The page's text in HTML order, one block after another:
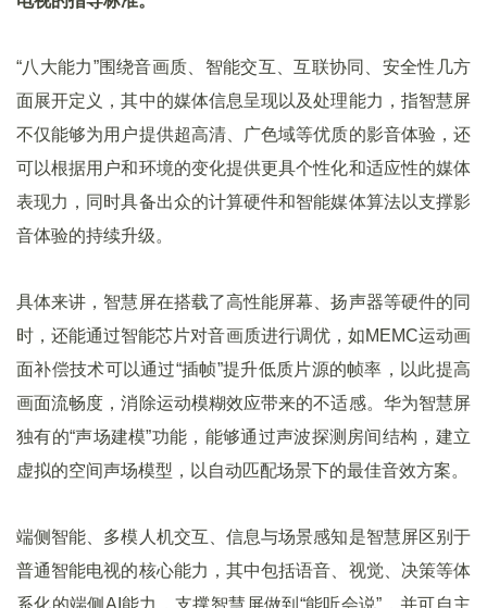
“八大能力”围绕音画质、智能交互、互联协同、安全性几方
面展开定义，其中的媒体信息呈现以及处理能力，指智慧屏
不仅能够为用户提供超高清、广色域等优质的影音体验，还
可以根据用户和环境的变化提供更具个性化和适应性的媒体
表现力，同时具备出众的计算硬件和智能媒体算法以支撑影
音体验的持续升级。
具体来讲，智慧屏在搭载了高性能屏幕、扬声器等硬件的同
时，还能通过智能芯片对音画质进行调优，如MEMC运动画
面补偿技术可以通过“插帧”提升低质片源的帧率，以此提高
画面流畅度，消除运动模糊效应带来的不适感。华为智慧屏
独有的“声场建模”功能，能够通过声波探测房间结构，建立
虚拟的空间声场模型，以自动匹配场景下的最佳音效方案。
端侧智能、多模人机交互、信息与场景感知是智慧屏区别于
普通智能电视的核心能力，其中包括语音、视觉、决策等体
系化的端侧AI能力，支撑智慧屏做到“能听会说”，并可自主